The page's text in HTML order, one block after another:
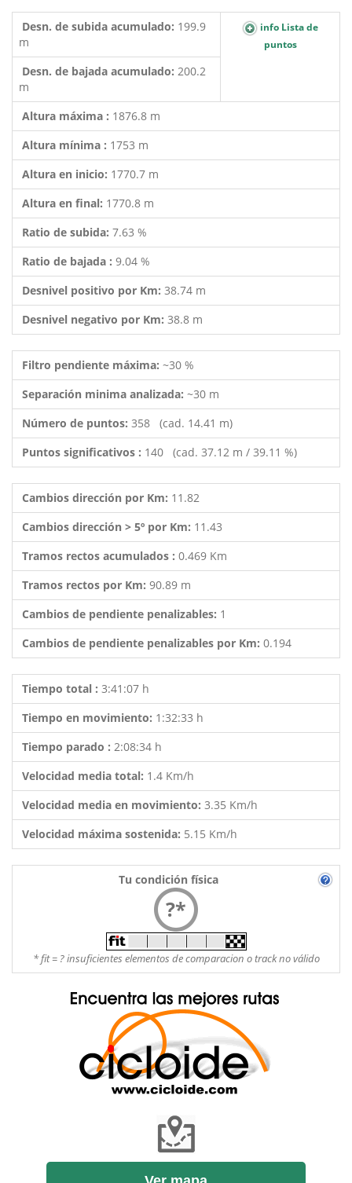
Desn. de subida acumulado: 199.9
m
info Lista de
puntos
Desn. de bajada acumulado: 200.2
m
Altura máxima : 1876.8 m
Altura mínima : 1753 m
Altura en inicio: 1770.7 m
Altura en final: 1770.8 m
Ratio de subida: 7.63 %
Ratio de bajada : 9.04 %
Desnivel positivo por Km: 38.74 m
Desnivel negativo por Km: 38.8 m
Filtro pendiente máxima: ~30 %
Separación minima analizada: ~30 m
Número de puntos: 358 (cad. 14.41 m)
Puntos significativos : 140 (cad. 37.12 m / 39.11 %)
Cambios dirección por Km: 11.82
Cambios dirección > 5º por Km: 11.43
Tramos rectos acumulados : 0.469 Km
Tramos rectos por Km: 90.89 m
Cambios de pendiente penalizables: 1
Cambios de pendiente penalizables por Km: 0.194
Tiempo total : 3:41:07 h
Tiempo en movimiento: 1:32:33 h
Tiempo parado : 2:08:34 h
Velocidad media total: 1.4 Km/h
Velocidad media en movimiento: 3.35 Km/h
Velocidad máxima sostenida: 5.15 Km/h
Tu condición física
?*
* fit = ? insuficientes elementos de comparacion o track no válido